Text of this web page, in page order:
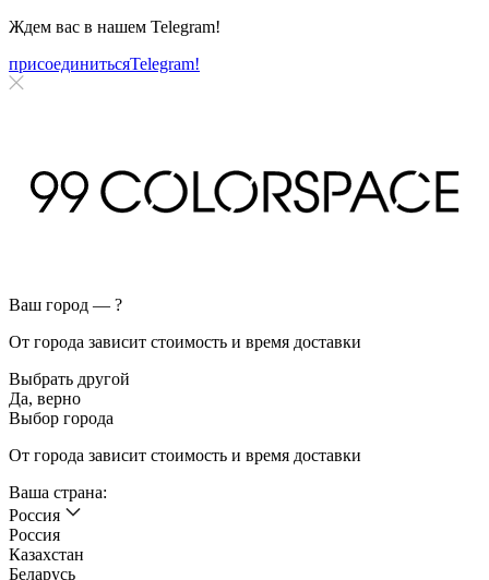
Ждем вас в нашем Telegram!
присоединитьсяTelegram!
Ваш город — ?
От города зависит стоимость и время доставки
Выбрать другой
Да, верно
Выбор города
От города зависит стоимость и время доставки
Ваша страна:
Россия
Россия
Казахстан
Беларусь